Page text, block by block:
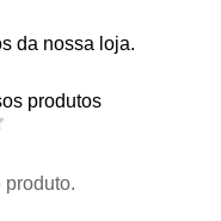
da nossa loja.
produtos
produto.